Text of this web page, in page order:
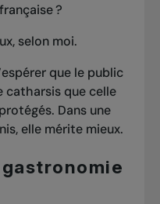
?
selon moi.
que le public
catharsis que celle
Dans une
elle mérite mieux.